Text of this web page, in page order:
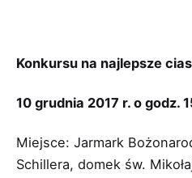
Konkursu na najlepsze
10 grudnia 2017 r. o godz.
Miejsce: Jarmark
Schillera, domek św.